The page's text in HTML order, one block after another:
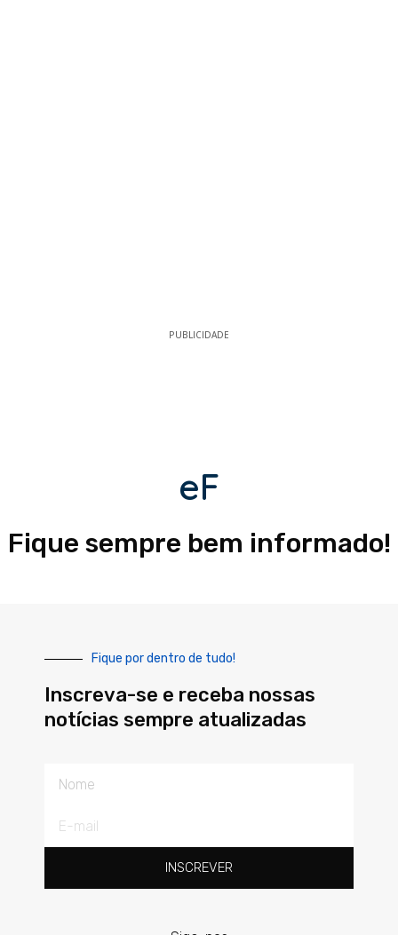
PUBLICIDADE
eF
Fique sempre bem informado!
Fique por dentro de tudo!
Inscreva-se e receba nossas
notícias sempre atualizadas
mail
INSCREVER